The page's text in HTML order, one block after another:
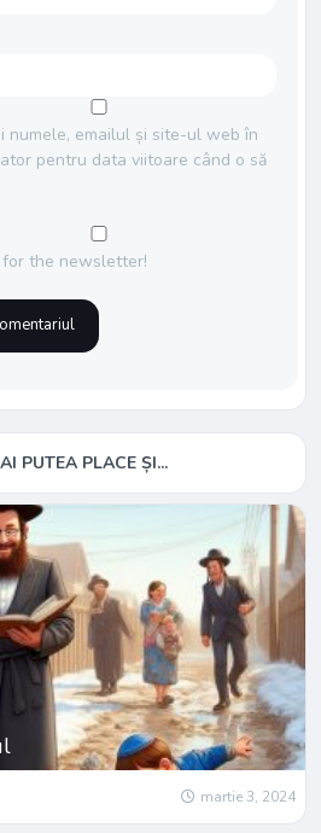
numele, emailul și site-ul web în
pentru data viitoare când o să
for the newsletter!
PUTEA PLACE ȘI...
martie 3, 2024